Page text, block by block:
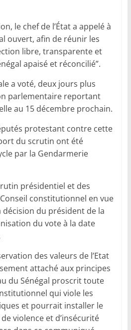
le chef de l’État a appelé à
ouvert, afin de réunir les
libre, transparente et
apaisé et réconcilié”.
a voté, deux jours plus
parlementaire reportant
au 15 décembre prochain.
protestant contre cette
du scrutin ont été
par la Gendarmerie
présidentiel et des
constitutionnel en vue
décision du président de la
du vote à la date
des valeurs de l’Etat
attaché aux principes
du Sénégal proscrit toute
qui viole les
et pourrait installer le
violence et d’insécurité